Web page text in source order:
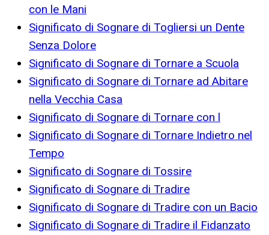
con le Mani
Significato di Sognare di Togliersi un Dente
Senza Dolore
Significato di Sognare di Tornare a Scuola
Significato di Sognare di Tornare ad Abitare
nella Vecchia Casa
Significato di Sognare di Tornare con l
Significato di Sognare di Tornare Indietro nel
Tempo
Significato di Sognare di Tossire
Significato di Sognare di Tradire
Significato di Sognare di Tradire con un Bacio
Significato di Sognare di Tradire il Fidanzato